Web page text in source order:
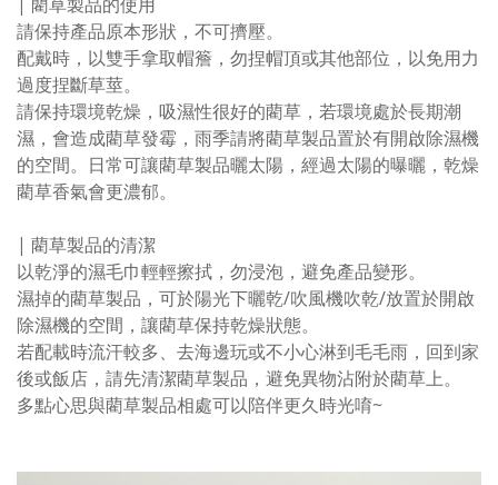
請保持產品原本形狀，不可擠壓。
配戴時，以雙手拿取帽簷，勿捏帽頂或其他部位，以免用力
過度捏斷草莖。
請保持環境乾燥，吸濕性很好的藺草，若環境處於長期潮
濕，會造成藺草發霉，雨季請將藺草製品置於有開啟除濕機
的空間。日常可讓藺草製品曬太陽，經過太陽的曝曬，乾燥
藺草香氣會更濃郁。
| 藺草製品的清潔
以乾淨的濕毛巾輕輕擦拭，勿浸泡，避免產品變形。
濕掉的藺草製品，可於陽光下曬乾/吹風機吹乾/放置於開啟
除濕機的空間，讓藺草保持乾燥狀態。
若配載時流汗較多、去海邊玩或不小心淋到毛毛雨，回到家
後或飯店，請先清潔藺草製品，避免異物沾附於藺草上。
多點心思與藺草製品相處可以陪伴更久時光唷~